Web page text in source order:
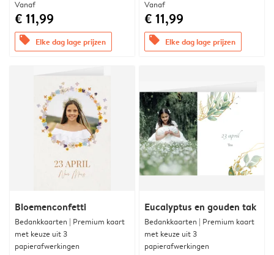
Vanaf
€ 11,99
offers Elke dag lage prijzen
Vanaf
€ 11,99
offers Elke dag lage prijzen
Bloemenconfetti
Bedankkaarten | Premium kaart
met keuze uit 3
papierafwerkingen
Eucalyptus en gouden tak
Bedankkaarten | Premium kaart
met keuze uit 3
papierafwerkingen